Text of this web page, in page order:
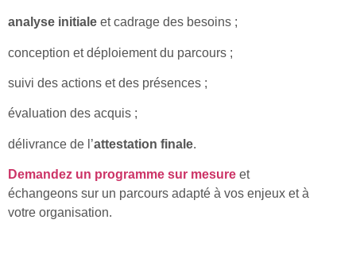
analyse initiale et cadrage des besoins ;
conception et déploiement du parcours ;
suivi des actions et des présences ;
évaluation des acquis ;
délivrance de l’attestation finale.
Demandez un programme sur mesure et
échangeons sur un parcours adapté à vos enjeux et à
votre organisation.